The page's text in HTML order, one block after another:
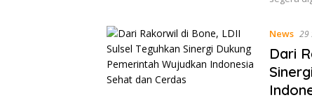
News 29
Dari